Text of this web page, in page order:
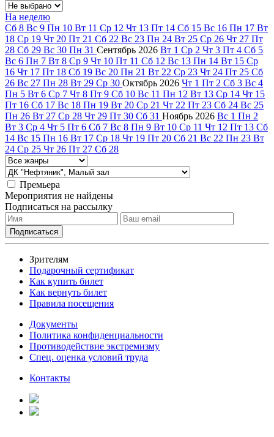
На неделю
Сб 8 Вс 9 Пн 10 Вт 11 Ср 12 Чт 13 Пт 14 Сб 15 Вс 16 Пн 17 Вт
18 Ср 19 Чт 20 Пт 21 Сб 22 Вс 23 Пн 24 Вт 25 Ср 26 Чт 27 Пт
28 Сб 29 Вс 30 Пн 31 Сентябрь 2026 Вт 1 Ср 2 Чт 3 Пт 4 Сб 5
Вс 6 Пн 7 Вт 8 Ср 9 Чт 10 Пт 11 Сб 12 Вс 13 Пн 14 Вт 15 Ср
16 Чт 17 Пт 18 Сб 19 Вс 20 Пн 21 Вт 22 Ср 23 Чт 24 Пт 25 Сб
26 Вс 27 Пн 28 Вт 29 Ср 30 Октябрь 2026 Чт 1 Пт 2 Сб 3 Вс 4
Пн 5 Вт 6 Ср 7 Чт 8 Пт 9 Сб 10 Вс 11 Пн 12 Вт 13 Ср 14 Чт 15
Пт 16 Сб 17 Вс 18 Пн 19 Вт 20 Ср 21 Чт 22 Пт 23 Сб 24 Вс 25
Пн 26 Вт 27 Ср 28 Чт 29 Пт 30 Сб 31 Ноябрь 2026 Вс 1 Пн 2
Вт 3 Ср 4 Чт 5 Пт 6 Сб 7 Вс 8 Пн 9 Вт 10 Ср 11 Чт 12 Пт 13 Сб
14 Вс 15 Пн 16 Вт 17 Ср 18 Чт 19 Пт 20 Сб 21 Вс 22 Пн 23 Вт
24 Ср 25 Чт 26 Пт 27 Сб 28
Премьера
Мероприятия не найдены
Подписаться на рассылку
Зрителям
Подарочный сертификат
Как купить билет
Как вернуть билет
Правила посещения
Документы
Политика конфиденциальности
Противодействие экстремизму
Спец. оценка условий труда
Контакты